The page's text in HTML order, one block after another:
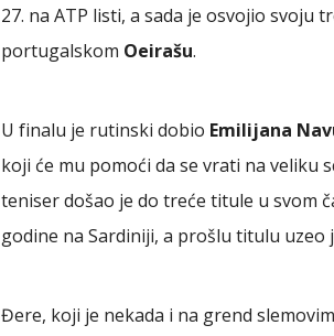
27. na ATP listi, a sada je osvojio svoju
portugalskom Oeirašu.
U finalu je rutinski dobio Emilijana
koji će mu pomoći da se vrati na veliku
teniser došao je do treće titule u svom
godine na Sardiniji, a prošlu titulu uzeo
Đere, koji je nekada i na grend